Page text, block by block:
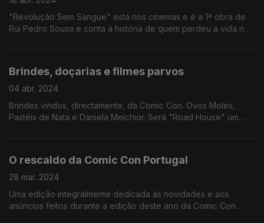
"Revolução Sem Sangue" está nos cinemas e é a 1ª obra de
Rui Pedro Sousa e conta a história de quem perdeu a vida no
Brindes, doçarias e filmes parvos
04 abr. 2024
Brindes vindos, directamente, da Comic Con. Ovos Moles,
Pastéis de Nata e Daniela Melchior. Será "Road House" um
O rescaldo da Comic Con Portugal
28 mar. 2024
Uma edição integralmente dedicada às novidades e aos
anúncios feitos durante a edição deste ano da Comic Con